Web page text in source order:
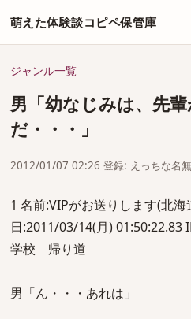
萌えた体験談コピペ保管庫
ジャンル一覧
男「幼なじみは、先
だ・・・」
2012/01/07 02:26 登録: えっちな名
1 名前:VIPがお送りします(北海
日:2011/03/14(月) 01:50:22.83
学校 帰り道
男「ん・・・あれは」